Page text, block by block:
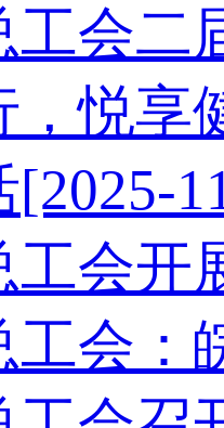
工会二
，悦
[2025-
工会开
工会：